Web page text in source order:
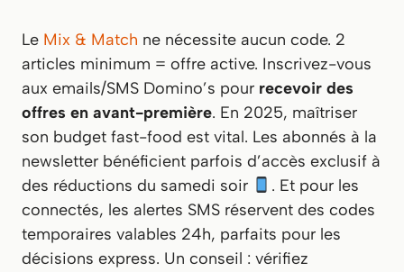
Le Mix & Match ne nécessite aucun code. 2
articles minimum = offre active. Inscrivez-vous
aux emails/SMS Domino’s pour recevoir des
offres en avant-première. En 2025, maîtriser
son budget fast-food est vital. Les abonnés à la
newsletter bénéficient parfois d’accès exclusif à
des réductions du samedi soir
. Et pour les
connectés, les alertes SMS réservent des codes
temporaires valables 24h, parfaits pour les
décisions express. Un conseil : vérifiez